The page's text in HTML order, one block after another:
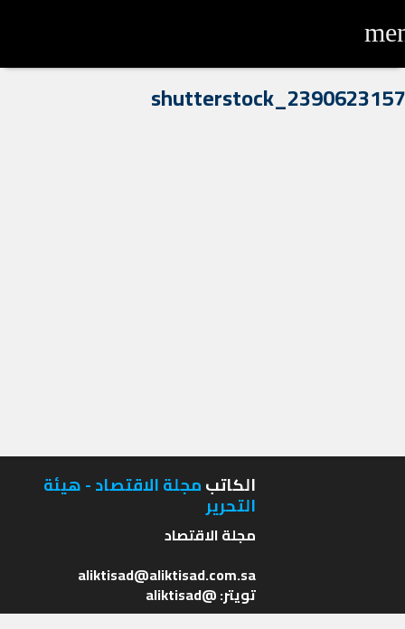
shutterstock_2390623157
الكاتبمجلة الاقتصاد - هيئة
التحرير
تويتر: @aliktisad